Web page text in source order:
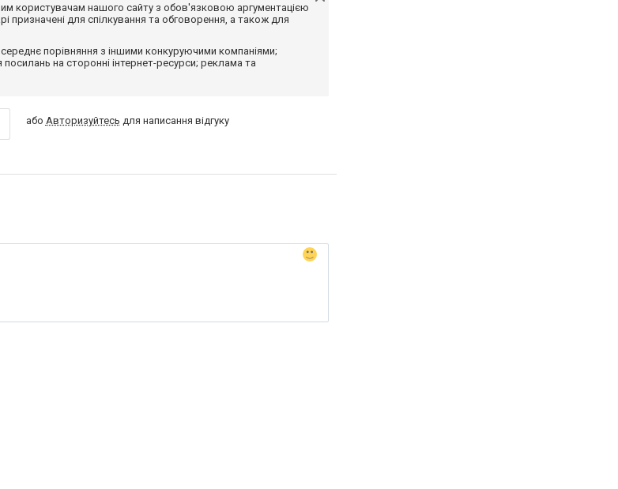
користувачам нашого сайту з обов'язковою аргументацією
для спілкування та обговорення, а також для
порівняння з іншими конкуруючими компаніями;
посилань на сторонні інтернет-ресурси; реклама та
або Авторизуйтесь для написання відгуку